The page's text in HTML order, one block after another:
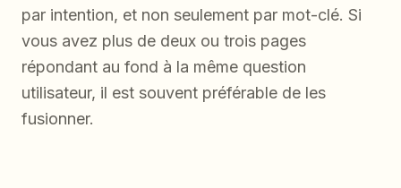
par intention, et non seulement par mot-clé. Si
vous avez plus de deux ou trois pages
répondant au fond à la même question
utilisateur, il est souvent préférable de les
fusionner.